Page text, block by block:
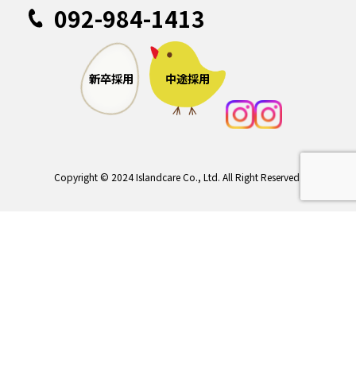
092-984-1413
新卒採用 中途採用
Copyright © 2024 Islandcare Co., Ltd. All Right Reserved.